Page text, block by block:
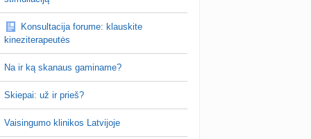
Veronika99 prieš 3 d.
brendimas (3)
prieš 3 d.
testuotojos! (bendra tema)
Karlitele prieš 3 d.
drabuziai (2)
Konsultacija forume: klauskite
kineziterapeutės
Na ir ką skanaus gaminame?
Skiepai: už ir prieš?
Vaisingumo klinikos Latvijoje